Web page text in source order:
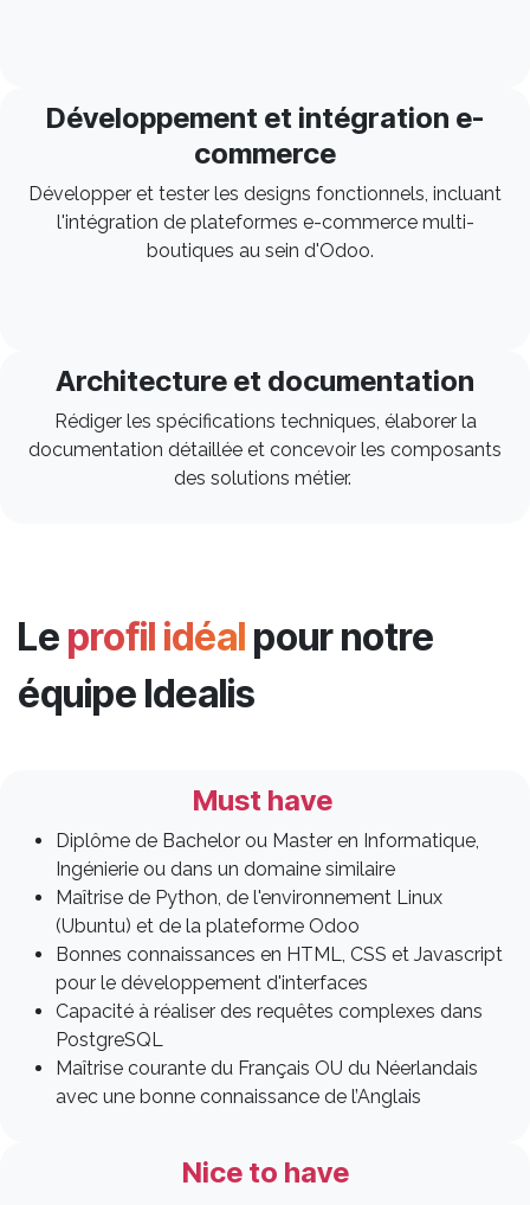
Développement et intégration e-
commerce
Développer et tester les designs fonctionnels, incluant
l'intégration de plateformes e-commerce multi-
boutiques au sein d'Odoo.
Architecture et documentation
Rédiger les spécifications techniques, élaborer la
documentation détaillée et concevoir les composants
des solutions métier.
Le profil idéal pour notre
équipe Idealis
Must have
Diplôme de Bachelor ou Master en Informatique,
Ingénierie ou dans un domaine similaire
Maîtrise de Python, de l'environnement Linux
(Ubuntu) et de la plateforme Odoo
Bonnes connaissances en HTML, CSS et Javascript
pour le développement d'interfaces
Capacité à réaliser des requêtes complexes dans
PostgreSQL
Maîtrise courante du Français OU du Néerlandais
avec une bonne connaissance de l’Anglais
Nice to have